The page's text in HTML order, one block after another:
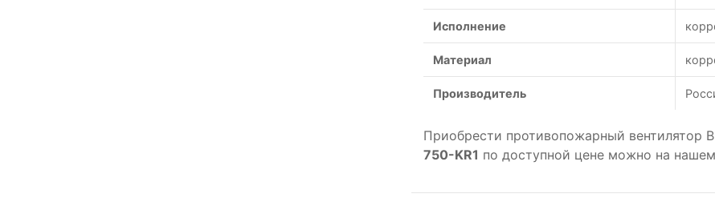
Исполнение
Материал
Производитель
Приобрести противопожарный
750-KR1 по доступной цене можно на